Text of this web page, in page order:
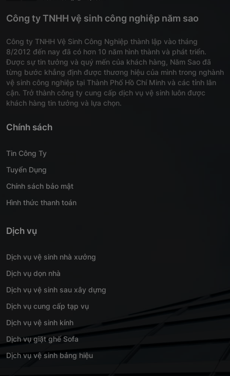
Công ty TNHH vệ sinh công nghiệp năm sao
Công ty TNHH Vệ Sinh Công Nghiệp thành lập vào tháng
8/2012 đến nay đã có hơn 10 năm hình thành và phát triển.
Được sự tin tưởng và quý mến của khách hàng, Năm Sao đã
từng bước khẳng định được thương hiệu của mình trong nghành
vệ sinh công nghiệp tại Thành Phố Hồ Chí Minh và các tỉnh lân
cận. Trở thành công ty cung cấp dịch vụ vệ sinh luôn được
khách hàng tin tưởng và lựa chọn.
Chính sách
Tin Công Ty
Tuyển Dụng
Chính sách bảo mật
Hình thức thanh toán
Dịch vụ
Dịch vụ vệ sinh nhà xưởng
Dịch vụ dọn nhà
Dịch vụ vệ sinh sau xây dựng
Dịch vụ cung cấp tạp vụ
Dịch vụ vệ sinh kính
Dịch vụ giặt ghế Sofa
Dịch vụ vệ sinh bảng hiệu